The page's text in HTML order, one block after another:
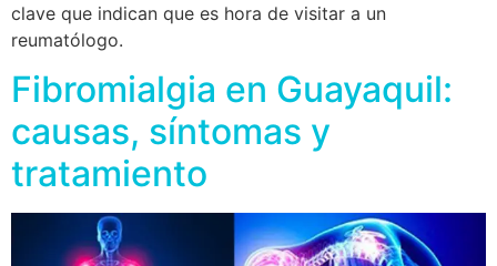
clave que indican que es hora de visitar a un
reumatólogo.
Fibromialgia en Guayaquil:
causas, síntomas y
tratamiento